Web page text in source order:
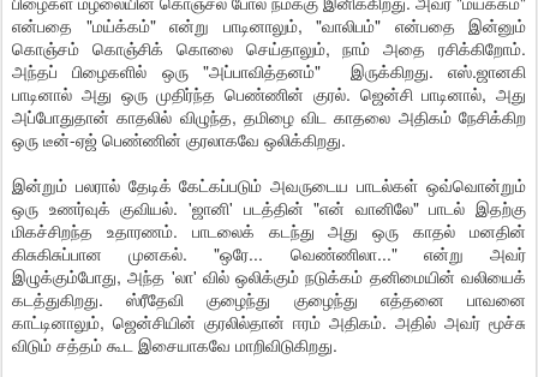
என்பதை "மய்க்கம்" என்று பாடினாலும், "வாலிபம்" என்பதை இன்னும்
கொஞ்சம் கொஞ்சிக் கொலை செய்தாலும், நாம் அதை ரசிக்கிறோம்.
அந்தப் பிழைகளில் ஒரு "அப்பாவித்தனம்" இருக்கிறது. எஸ்.ஜானகி
பாடினால் அது ஒரு முதிர்ந்த பெண்ணின் குரல். ஜென்சி பாடினால், அது
அப்போதுதான் காதலில் விழுந்த, தமிழை விட காதலை அதிகம் நேசிக்கிற
ஒரு டீன்-ஏஜ் பெண்ணின் குரலாகவே ஒலிக்கிறது.
இன்றும் பலரால் தேடிக் கேட்கப்படும் அவருடைய பாடல்கள் ஒவ்வொன்றும்
ஒரு உணர்வுக் குவியல். 'ஜானி' படத்தின் "என் வானிலே" பாடல் இதற்கு
மிகச்சிறந்த உதாரணம். பாடலைக் கடந்து அது ஒரு காதல் மனதின்
கிசுகிசுப்பான முனகல். "ஒரே... வெண்ணிலா..." என்று அவர்
இழுக்கும்போது, அந்த 'லா' வில் ஒலிக்கும் நடுக்கம் தனிமையின் வலியைக்
கடத்துகிறது. ஸ்ரீதேவி குழைந்து குழைந்து எத்தனை பாவனை
காட்டினாலும், ஜென்சியின் குரலில்தான் ஈரம் அதிகம். அதில் அவர் மூச்சு
விடும் சத்தம் கூட இசையாகவே மாறிவிடுகிறது.